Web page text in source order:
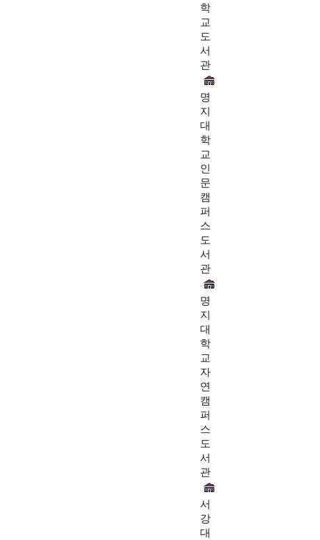
학
교
도
서
관
명
지
대
학
교
인
문
캠
퍼
스
도
서
관
명
지
대
학
교
자
연
캠
퍼
스
도
서
관
서
강
대